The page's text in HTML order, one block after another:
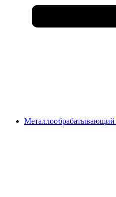
Металлообрабатывающий